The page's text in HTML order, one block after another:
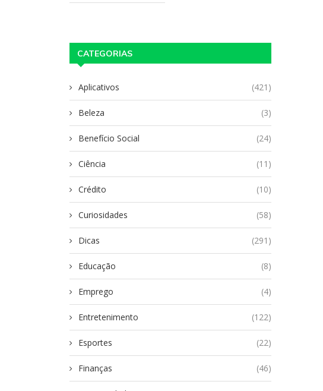
CATEGORIAS
Aplicativos (421)
Beleza (3)
Benefício Social (24)
Ciência (11)
Crédito (10)
Curiosidades (58)
Dicas (291)
Educação (8)
Emprego (4)
Entretenimento (122)
Esportes (22)
Finanças (46)